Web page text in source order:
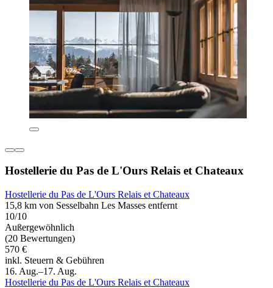
Hostellerie du Pas de L'Ours Relais et Chateaux
Hostellerie du Pas de L'Ours Relais et Chateaux
15,8 km von Sesselbahn Les Masses entfernt
10/10
Außergewöhnlich
(20 Bewertungen)
570 €
inkl. Steuern & Gebühren
16. Aug.–17. Aug.
Hostellerie du Pas de L'Ours Relais et Chateaux